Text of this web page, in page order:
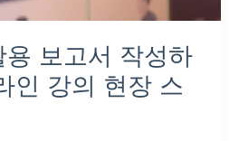
보고서 작성하
인 강의 현장 스